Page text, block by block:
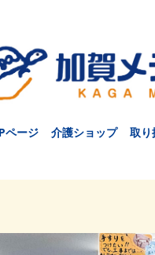
ページ 介護ショップ 取り